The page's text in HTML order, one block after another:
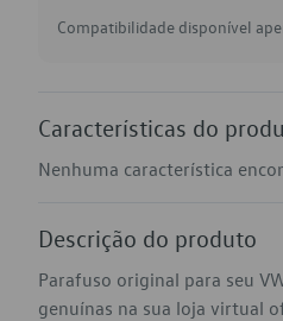
Compatibilidade disponível
Características do
Nenhuma característica
Descrição do produto
Parafuso original para seu
genuínas na sua loja virtual